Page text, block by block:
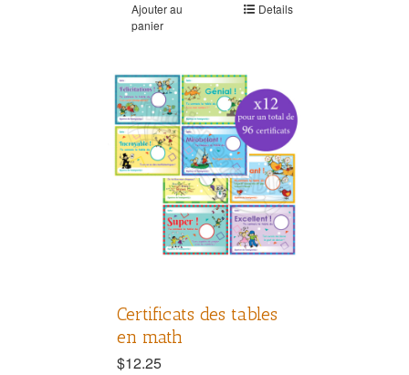
Ajouter au
panier
Details
Certificats des tables
en math
$12.25